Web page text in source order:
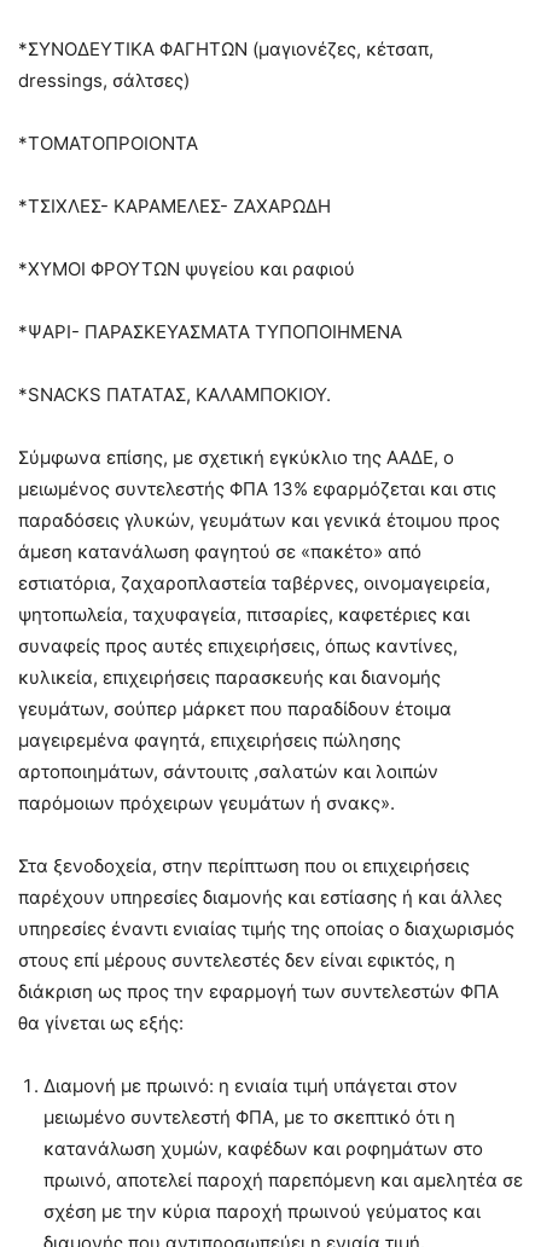
*ΣΥΝΟΔΕΥΤΙΚΑ ΦΑΓΗΤΩΝ (μαγιονέζες, κέτσαπ,
dressings, σάλτσες)
*ΤΟΜΑΤΟΠΡΟΙΟΝΤΑ
*ΤΣΙΧΛΕΣ- ΚΑΡΑΜΕΛΕΣ- ΖΑΧΑΡΩΔΗ
*ΧΥΜΟΙ ΦΡΟΥΤΩΝ ψυγείου και ραφιού
*ΨΑΡΙ- ΠΑΡΑΣΚΕΥΑΣΜΑΤΑ ΤΥΠΟΠΟΙΗΜΕΝΑ
*SNACKS ΠΑΤΑΤΑΣ, ΚΑΛΑΜΠΟΚΙΟΥ.
Σύμφωνα επίσης, με σχετική εγκύκλιο της ΑΑΔΕ, ο
μειωμένος συντελεστής ΦΠΑ 13% εφαρμόζεται και στις
παραδόσεις γλυκών, γευμάτων και γενικά έτοιμου προς
άμεση κατανάλωση φαγητού σε «πακέτο» από
εστιατόρια, ζαχαροπλαστεία ταβέρνες, οινομαγειρεία,
ψητοπωλεία, ταχυφαγεία, πιτσαρίες, καφετέριες και
συναφείς προς αυτές επιχειρήσεις, όπως καντίνες,
κυλικεία, επιχειρήσεις παρασκευής και διανομής
γευμάτων, σούπερ μάρκετ που παραδίδουν έτοιμα
μαγειρεμένα φαγητά, επιχειρήσεις πώλησης
αρτοποιημάτων, σάντουιτς ,σαλατών και λοιπών
παρόμοιων πρόχειρων γευμάτων ή σνακς».
Στα ξενοδοχεία, στην περίπτωση που οι επιχειρήσεις
παρέχουν υπηρεσίες διαμονής και εστίασης ή και άλλες
υπηρεσίες έναντι ενιαίας τιμής της οποίας ο διαχωρισμός
στους επί μέρους συντελεστές δεν είναι εφικτός, η
διάκριση ως προς την εφαρμογή των συντελεστών ΦΠΑ
θα γίνεται ως εξής:
Διαμονή με πρωινό: η ενιαία τιμή υπάγεται στον
μειωμένο συντελεστή ΦΠΑ, με το σκεπτικό ότι η
κατανάλωση χυμών, καφέδων και ροφημάτων στο
πρωινό, αποτελεί παροχή παρεπόμενη και αμελητέα σε
σχέση με την κύρια παροχή πρωινού γεύματος και
διαμονής που αντιπροσωπεύει η ενιαία τιμή.